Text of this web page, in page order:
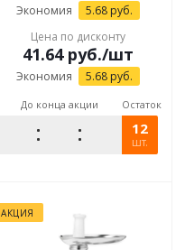
Экономия 5.68руб.
Цена по дисконту
41.64руб./шт
Экономия 5.68руб.
До конца акции Остаток
12
шт.
АКЦИЯ